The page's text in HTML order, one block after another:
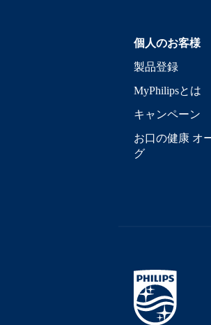
個人のお客様
製品登録
MyPhilipsとは
キャンペーン
お口の健康 オ
グ